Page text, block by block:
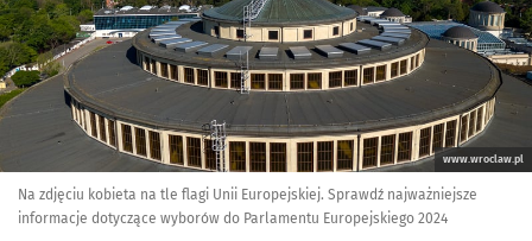
www.wroclaw.pl
Na zdjęciu kobieta na tle flagi Unii Europejskiej. Sprawdź najważniejsze
informacje dotyczące wyborów do Parlamentu Europejskiego 2024